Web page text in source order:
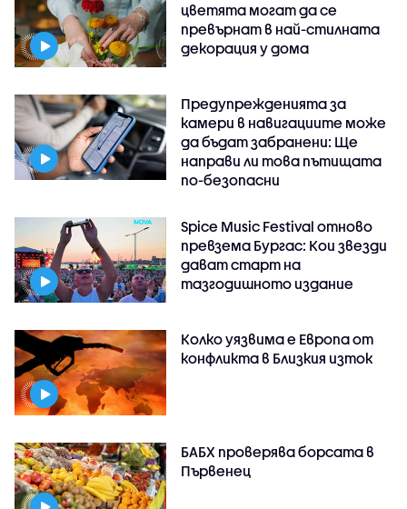
цветята могат да се
превърнат в най-стилната
декорация у дома
Предупрежденията за
камери в навигациите може
да бъдат забранени: Ще
направи ли това пътищата
по-безопасни
Spice Music Festival отново
превзема Бургас: Кои звезди
дават старт на
тазгодишното издание
Колко уязвима е Европа от
конфликта в Близкия изток
БАБХ проверява борсата в
Първенец